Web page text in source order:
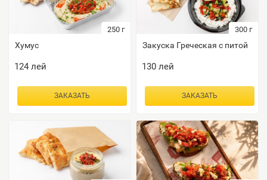
250 г
Хумус
124лей
ЗАКАЗАТЬ
300 г
Закуска Греческая с питой
130лей
ЗАКАЗАТЬ